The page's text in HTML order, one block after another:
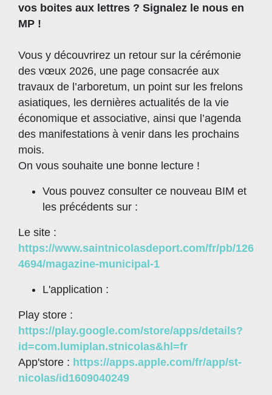
vos boites aux lettres ? Signalez le nous en
MP !
Vous y découvrirez un retour sur la cérémonie
des vœux 2026, une page consacrée aux
travaux de l’arboretum, un point sur les frelons
asiatiques, les dernières actualités de la vie
économique et associative, ainsi que l’agenda
des manifestations à venir dans les prochains
mois.
On vous souhaite une bonne lecture !
Vous pouvez consulter ce nouveau BIM et
les précédents sur :
Le site :
https://www.saintnicolasdeport.com/fr/pb/126
4694/magazine-municipal-1
L'application :
Play store :
https://play.google.com/store/apps/details?
id=com.lumiplan.stnicolas&hl=fr
App'store : https://apps.apple.com/fr/app/st-
nicolas/id1609040249